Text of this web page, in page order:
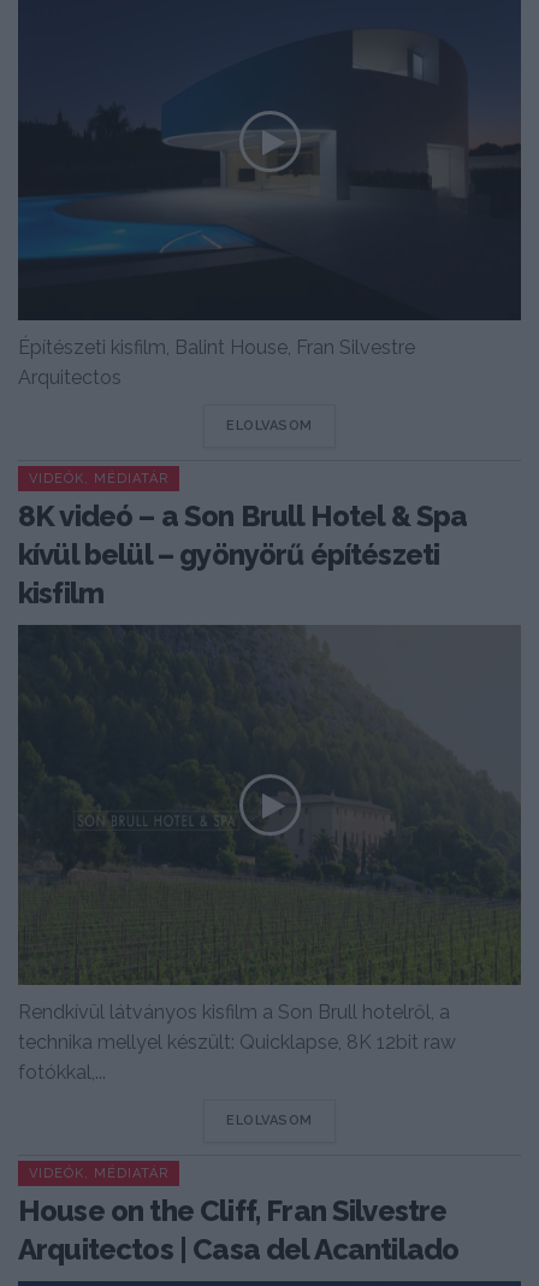
Építészeti kisfilm, Balint House, Fran Silvestre
Arquitectos
ELOLVASOM
VIDEÓK, MÉDIATÁR
8K videó – a Son Brull Hotel & Spa
kívül belül – gyönyörű építészeti
kisfilm
Rendkívül látványos kisfilm a Son Brull hotelről, a
technika mellyel készült: Quicklapse, 8K 12bit raw
fotókkal,...
ELOLVASOM
VIDEÓK, MÉDIATÁR
House on the Cliff, Fran Silvestre
Arquitectos | Casa del Acantilado